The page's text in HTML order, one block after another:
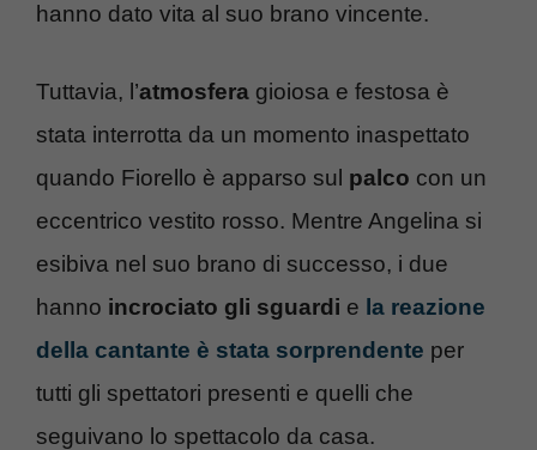
hanno dato vita al suo brano vincente.
Tuttavia, l’atmosfera gioiosa e festosa è
stata interrotta da un momento inaspettato
quando Fiorello è apparso sul palco con un
eccentrico vestito rosso. Mentre Angelina si
esibiva nel suo brano di successo, i due
hanno incrociato gli sguardi e la reazione
della cantante è stata sorprendente per
tutti gli spettatori presenti e quelli che
seguivano lo spettacolo da casa.